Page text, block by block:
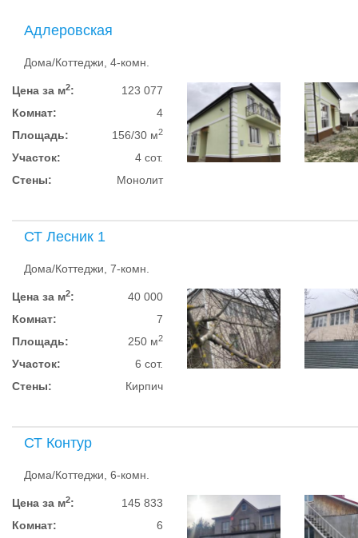
Адлеровская
Дома/Коттеджи, 4-комн.
Цена за м2:
123 077
Комнат:
4
Площадь:
156/30 м2
Участок:
4 сот.
Стены:
Монолит
СТ Лесник 1
Дома/Коттеджи, 7-комн.
Цена за м2:
40 000
Комнат:
7
Площадь:
250 м2
Участок:
6 сот.
Стены:
Кирпич
СТ Контур
Дома/Коттеджи, 6-комн.
Цена за м2:
145 833
Комнат:
6